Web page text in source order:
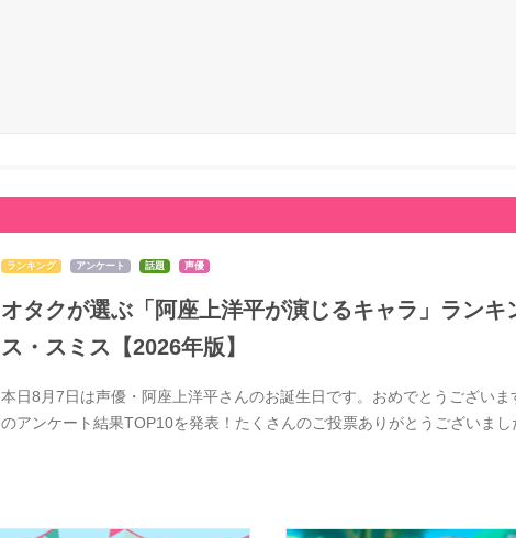
ランキング アンケート 話題 声優
オタクが選ぶ「阿座上洋平が演じるキャラ」ラン
ス・スミス【2026年版】
本日8月7日は声優・阿座上洋平さんのお誕生日です。おめでとうござい
のアンケート結果TOP10を発表！たくさんのご投票ありがとうございま